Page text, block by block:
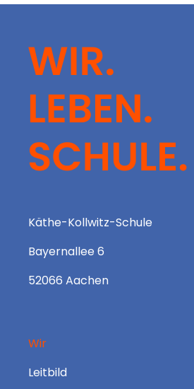
Käthe-Kollwitz-Schule
Bayernallee 6
52066 Aachen
Wir
Leitbild